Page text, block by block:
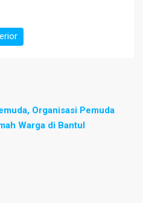
Organisasi Pemuda
Warga di Bantul